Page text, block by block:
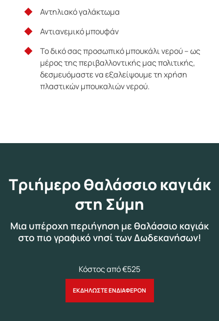
Αντηλιακό γαλάκτωμα
Αντιανεμικό μπουφάν
Το δικό σας προσωπικό μπουκάλι νερού – ως
μέρος της περιβαλλοντικής μας πολιτικής,
δεσμευόμαστε να εξαλείψουμε τη χρήση
πλαστικών μπουκαλιών νερού.
Τριήμερο θαλάσσιο καγιάκ
στη Σύμη
Mια υπέροχη περιήγηση με θαλάσσιο καγιάκ
στο πιο γραφικό νησί των Δωδεκανήσων!
Κόστος από €525
ΕΚΔΗΛΩΣΤΕ ΕΝΔΙΑΦΕΡΟΝ